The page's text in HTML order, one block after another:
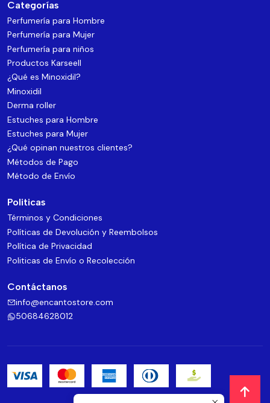
Categorías
Perfumería para Hombre
Perfumería para Mujer
Perfumería para niños
Productos Karseell
¿Qué es Minoxidil?
Minoxidil
Derma roller
Estuches para Hombre
Estuches para Mujer
¿Qué opinan nuestros clientes?
Métodos de Pago
Método de Envío
Politicas
Términos y Condiciones
Políticas de Devolución y Reembolsos
Política de Privacidad
Politicas de Envío o Recolección
Contáctanos
info@encantostore.com
50684628012